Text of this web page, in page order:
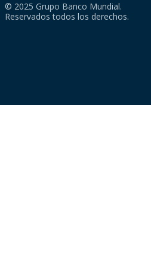
© 2025 Grupo Banco Mundial.
Reservados todos los derechos.